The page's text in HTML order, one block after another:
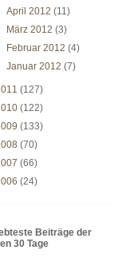
April 2012(11)
März 2012(3)
Februar 2012(4)
Januar 2012(7)
(127)
(122)
(133)
(70)
(66)
(24)
Beiträge der
30 Tage